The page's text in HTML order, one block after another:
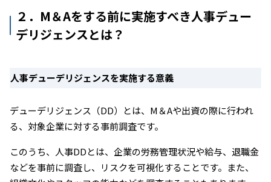
２．M＆Aをする前に実施すべき人事デュー
デリジェンスとは？
人事デューデリジェンスを実施する意義
デューデリジェンス（DD）とは、M＆Aや出資の際に行われ
る、対象企業に対する事前調査です。
このうち、人事DDとは、企業の労務管理状況や給与、退職金
などを事前に調査し、リスクを可視化することです。また、